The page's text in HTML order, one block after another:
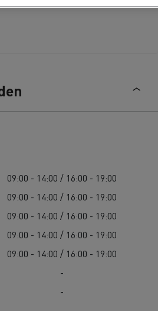
09:00 - 14:00 / 16:00 - 19:00
09:00 - 14:00 / 16:00 - 19:00
09:00 - 14:00 / 16:00 - 19:00
09:00 - 14:00 / 16:00 - 19:00
09:00 - 14:00 / 16:00 - 19:00
-
-